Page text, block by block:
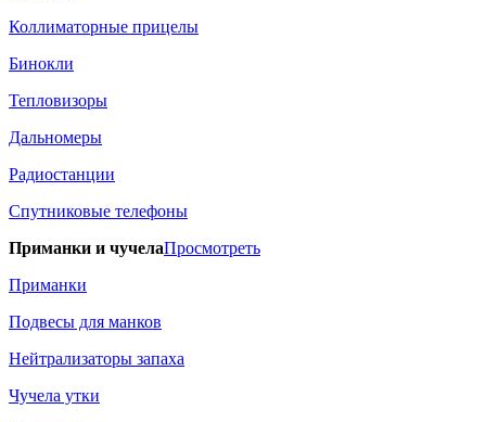
Коллиматорные прицелы
Бинокли
Тепловизоры
Дальномеры
Радиостанции
Спутниковые телефоны
Приманки и чучелаПросмотреть
Приманки
Подвесы для манков
Нейтрализаторы запаха
Чучела утки